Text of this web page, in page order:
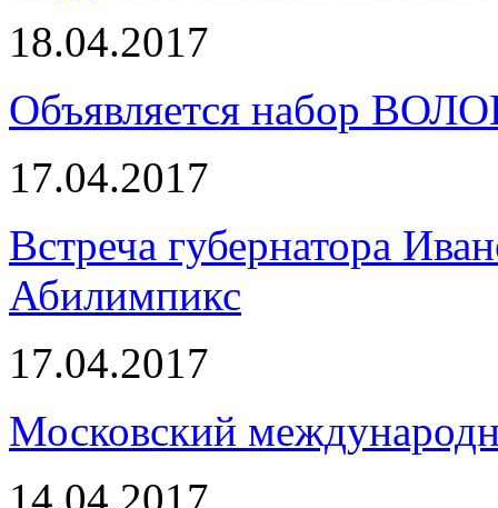
18.04.2017
Объявляется набор
17.04.2017
Встреча губернатора
Абилимпикс
17.04.2017
Московский